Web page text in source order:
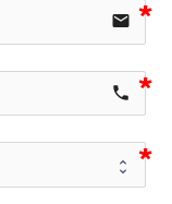
email
phone